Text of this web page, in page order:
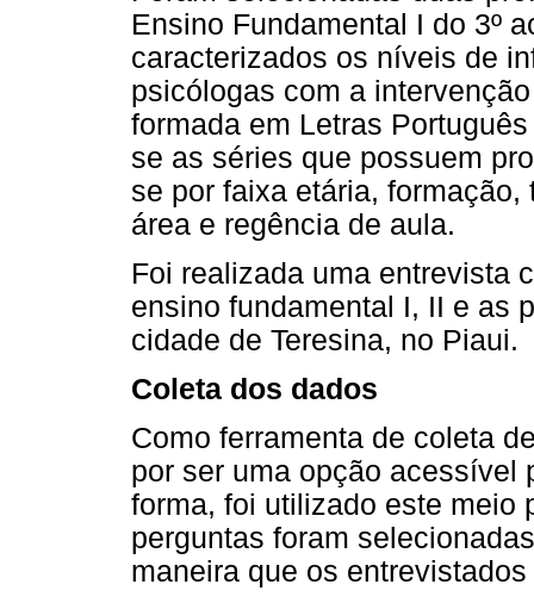
Ensino Fundamental I do 3º
caracterizados os níveis de
psicólogas com a
formada em Letras
se as séries que possuem
se por faixa etária,
área e regência de aula.
Foi realizada uma entrevista
ensino fundamental I, II e as
cidade de Teresina, no Piaui.
Coleta dos dados
Como ferramenta de coleta
por ser uma opção acessível
forma, foi utilizado este meio
perguntas foram
maneira que os